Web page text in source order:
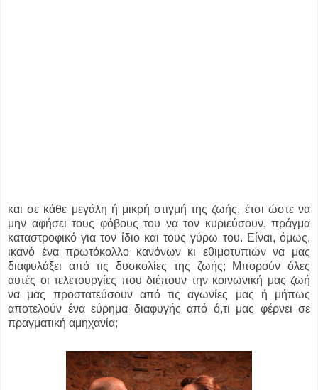
και σε κάθε μεγάλη ή μικρή στιγμή της ζωής, έτσι ώστε να
μην αφήσει τους φόβους του να τον κυριεύσουν, πράγμα
καταστροφικό για τον ίδιο και τους γύρω του. Είναι, όμως,
ικανό ένα πρωτόκολλο κανόνων κι εθιμοτυπιών να μας
διαφυλάξει από τις δυσκολίες της ζωής; Μπορούν όλες
αυτές οι τελετουργίες που διέπουν την κοινωνική μας ζωή
να μας προστατεύσουν από τις αγωνίες μας ή μήπως
αποτελούν ένα εύρημα διαφυγής από ό,τι μας φέρνει σε
πραγματική αμηχανία;